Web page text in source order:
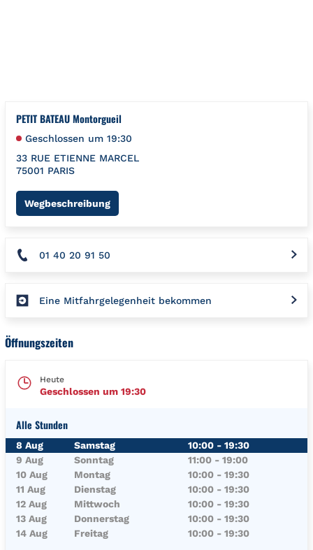
PETIT BATEAU Montorgueil
Geschlossen um 19:30
33 RUE ETIENNE MARCEL
75001 PARIS
WegbeschreibungLink Opens in New Tab
01 40 20 91 50
Eine Mitfahrgelegenheit bekommen
Öffnungszeiten
Heute
Geschlossen um 19:30
Alle Stunden
Wochentag Öffnungszeiten
8 Aug Samstag 10:00 - 19:30
9 Aug
Sonntag 11:00 - 19:00
10 Aug
Montag 10:00 - 19:30
11 Aug
Dienstag 10:00 - 19:30
12 Aug
Mittwoch 10:00 - 19:30
13 Aug
Donnerstag 10:00 - 19:30
14 Aug
Freitag 10:00 - 19:30